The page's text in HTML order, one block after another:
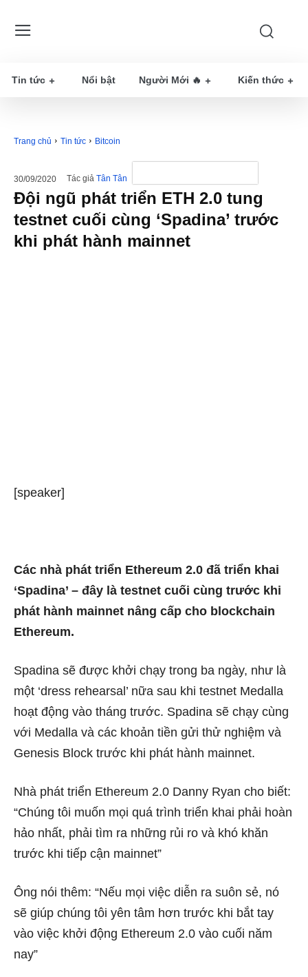
Tin tức Nổi bật Người Mới 🔥 Kiến thức
Trang chủ Tin tức Bitcoin
30/09/2020 Tác giả Tân Tân
Đội ngũ phát triển ETH 2.0 tung
testnet cuối cùng ‘Spadina’ trước
khi phát hành mainnet
[speaker]
Các nhà phát triển Ethereum 2.0 đã triển khai
‘Spadina’ – đây là testnet cuối cùng trước khi
phát hành mainnet nâng cấp cho blockchain
Ethereum.
Spadina sẽ được khởi chạy trong ba ngày, như là
một ‘dress rehearsal’ nữa sau khi testnet Medalla
hoạt động vào tháng trước. Spadina sẽ chạy cùng
với Medalla và các khoản tiền gửi thử nghiệm và
Genesis Block trước khi phát hành mainnet.
Nhà phát triển Ethereum 2.0 Danny Ryan cho biết:
“Chúng tôi muốn mọi quá trình triển khai phải hoàn
hảo nhất, phải tìm ra những rủi ro và khó khăn
trước khi tiếp cận mainnet”
Ông nói thêm: “Nếu mọi việc diễn ra suôn sẻ, nó
sẽ giúp chúng tôi yên tâm hơn trước khi bắt tay
vào việc khởi động Ethereum 2.0 vào cuối năm
nay”